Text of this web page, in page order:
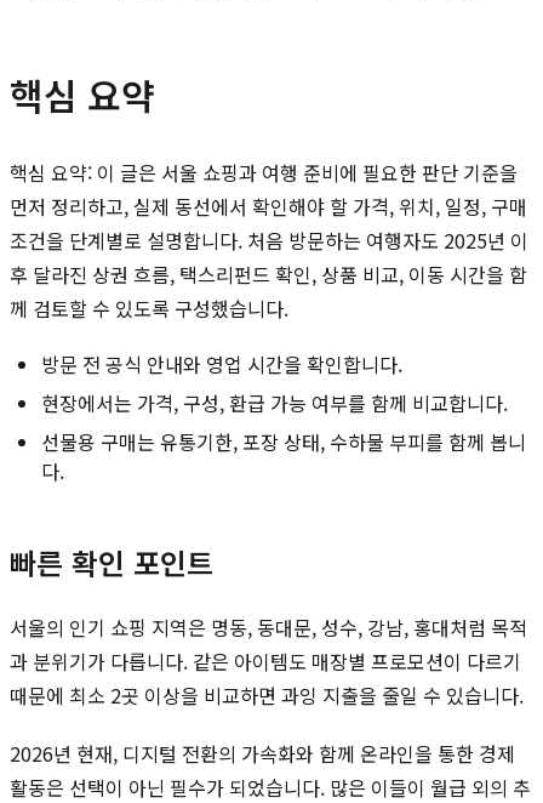
핵심 요약
핵심 요약: 이 글은 서울 쇼핑과 여행 준비에 필요한 판단 기준을
먼저 정리하고, 실제 동선에서 확인해야 할 가격, 위치, 일정, 구매
조건을 단계별로 설명합니다. 처음 방문하는 여행자도 2025년 이
후 달라진 상권 흐름, 택스리펀드 확인, 상품 비교, 이동 시간을 함
께 검토할 수 있도록 구성했습니다.
방문 전 공식 안내와 영업 시간을 확인합니다.
현장에서는 가격, 구성, 환급 가능 여부를 함께 비교합니다.
선물용 구매는 유통기한, 포장 상태, 수하물 부피를 함께 봅니
다.
빠른 확인 포인트
서울의 인기 쇼핑 지역은 명동, 동대문, 성수, 강남, 홍대처럼 목적
과 분위기가 다릅니다. 같은 아이템도 매장별 프로모션이 다르기
때문에 최소 2곳 이상을 비교하면 과잉 지출을 줄일 수 있습니다.
2026년 현재, 디지털 전환의 가속화와 함께 온라인을 통한 경제
활동은 선택이 아닌 필수가 되었습니다. 많은 이들이 월급 외의 추